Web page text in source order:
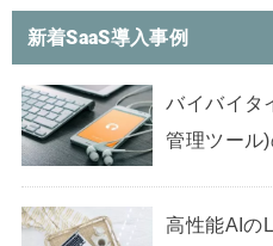
新着SaaS導入事例
バイバイタ
管理ツール
高性能AIの